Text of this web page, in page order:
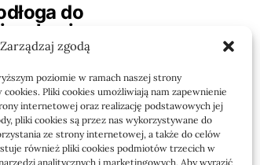
Zarządzaj zgodą
poziomie w ramach naszej strony
Pliki cookies umożliwiają nam zapewnienie
internetowej oraz realizację podstawowych jej
pliki cookies są przez nas wykorzystywane do
ze strony internetowej, a także do celów
również pliki cookies podmiotów trzecich w
analitycznych i marketingowych. Aby wyrazić
do
na
łatwa w
jak
lokal do
na wynajem
musi pracować